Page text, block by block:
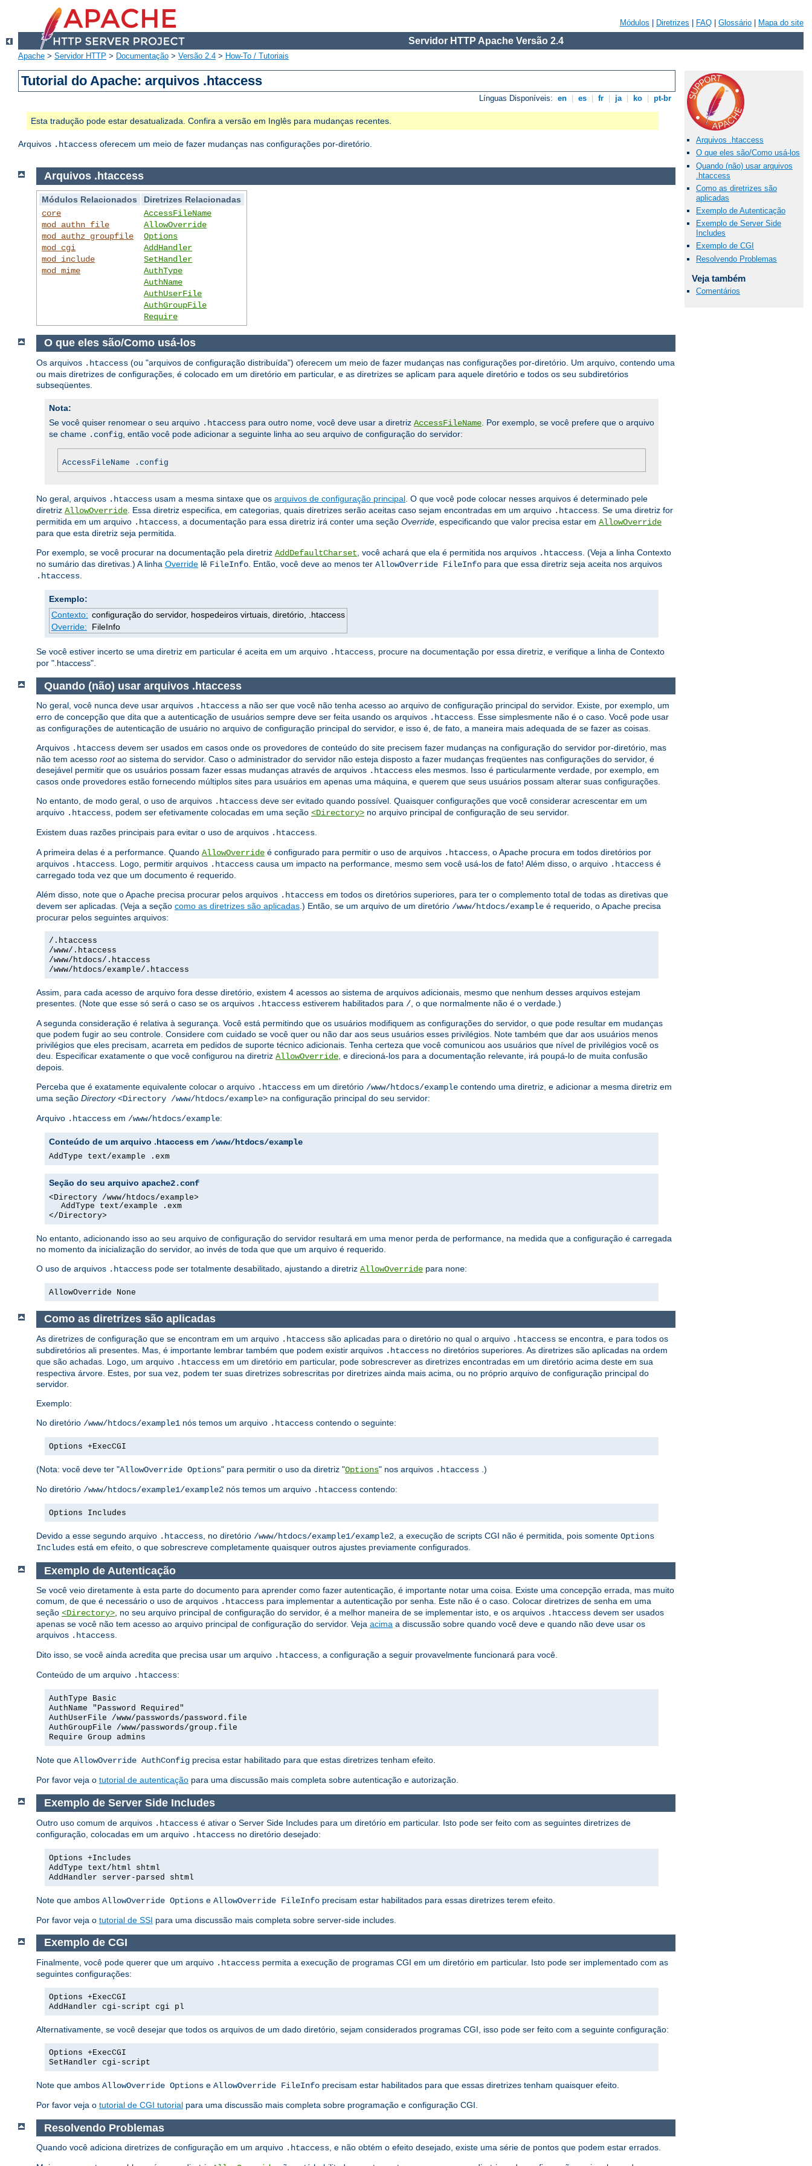
Módulos Diretrizes FAQ Glossário Mapa do site
Servidor HTTP Apache Versão 2.4
Apache > Servidor HTTP > Documentação > Versão 2.4 > How-To / Tutoriais
Tutorial do Apache: arquivos .htaccess
Línguas Disponíveis: en es fr ja ko pt-br
Esta tradução pode estar desatualizada. Confira a versão em Inglês para mudanças recentes.
Arquivos .htaccess oferecem um meio de fazer mudanças nas configurações por-diretório.
Arquivos .htaccess
O que eles são/Como usá-los
Quando (não) usar arquivos
.htaccess
Como as diretrizes são
aplicadas
Exemplo de Autenticação
Exemplo de Server Side
Includes
Exemplo de CGI
Resolvendo Problemas
Veja também
Comentários
Arquivos .htaccess
Módulos Relacionados
Diretrizes Relacionadas
core
mod_authn_file
mod_authz_groupfile
mod_cgi
mod_include
mod_mime
AccessFileName
AllowOverride
Options
AddHandler
SetHandler
AuthType
AuthName
AuthUserFile
AuthGroupFile
Require
O que eles são/Como usá-los
Os arquivos .htaccess (ou "arquivos de configuração distribuída") oferecem um meio de fazer mudanças nas configurações por-diretório. Um arquivo, contendo uma
ou mais diretrizes de configurações, é colocado em um diretório em particular, e as diretrizes se aplicam para aquele diretório e todos os seu subdiretórios
subseqüentes.
Nota:
Se você quiser renomear o seu arquivo .htaccess para outro nome, você deve usar a diretriz AccessFileName . Por exemplo, se você prefere que o arquivo
se chame .config , então você pode adicionar a seguinte linha ao seu arquivo de configuração do servidor:
AccessFileName .config
No geral, arquivos .htaccess usam a mesma sintaxe que os arquivos de configuração principal . O que você pode colocar nesses arquivos é determinado pele
diretriz AllowOverride . Essa diretriz especifica, em categorias, quais diretrizes serão aceitas caso sejam encontradas em um arquivo .htaccess . Se uma diretriz for
permitida em um arquivo .htaccess , a documentação para essa diretriz irá conter uma seção Override , especificando que valor precisa estar em AllowOverride
para que esta diretriz seja permitida.
Por exemplo, se você procurar na documentação pela diretriz AddDefaultCharset , você achará que ela é permitida nos arquivos .htaccess . (Veja a linha Contexto
no sumário das diretivas.) A linha Override lê FileInfo . Então, você deve ao menos ter AllowOverride FileInfo para que essa diretriz seja aceita nos arquivos
.htaccess
Exemplo:
Contexto: configuração do servidor, hospedeiros virtuais, diretório, .htaccess
Override:
FileInfo
Se você estiver incerto se uma diretriz em particular é aceita em um arquivo .htaccess , procure na documentação por essa diretriz, e verifique a linha de Contexto
por ".htaccess".
Quando (não) usar arquivos .htaccess
No geral, você nunca deve usar arquivos .htaccess a não ser que você não tenha acesso ao arquivo de configuração principal do servidor. Existe, por exemplo, um
erro de concepção que dita que a autenticação de usuários sempre deve ser feita usando os arquivos .htaccess. Esse simplesmente não é o caso. Você pode usar
as configurações de autenticação de usuário no arquivo de configuração principal do servidor, e isso é, de fato, a maneira mais adequada de se fazer as coisas.
Arquivos .htaccess devem ser usados em casos onde os provedores de conteúdo do site precisem fazer mudanças na configuração do servidor por-diretório, mas
não tem acesso rootao sistema do servidor. Caso o administrador do servidor não esteja disposto a fazer mudanças freqüentes nas configurações do servidor, é
desejável permitir que os usuários possam fazer essas mudanças através de arquivos .htaccess eles mesmos. Isso é particularmente verdade, por exemplo, em
casos onde provedores estão fornecendo múltiplos sites para usuários em apenas uma máquina, e querem que seus usuários possam alterar suas configurações.
No entanto, de modo geral, o uso de arquivos .htaccess deve ser evitado quando possível. Quaisquer configurações que você considerar acrescentar em um
arquivo .htaccess, podem ser efetivamente colocadas em uma seção <Directory> no arquivo principal de configuração de seu servidor.
Existem duas razões principais para evitar o uso de arquivos .htaccess.
A primeira delas é a performance. Quando AllowOverride é configurado para permitir o uso de arquivos .htaccess, o Apache procura em todos diretórios por
arquivos .htaccess. Logo, permitir arquivos .htaccess causa um impacto na performance, mesmo sem você usá-los de fato! Além disso, o arquivo .htaccess é
carregado toda vez que um documento é requerido.
Além disso, note que o Apache precisa procurar pelos arquivos .htaccess em todos os diretórios superiores, para ter o complemento total de todas as diretivas que
devem ser aplicadas. (Veja a seção como as diretrizes são aplicadas.) Então, se um arquivo de um diretório /www/htdocs/example é requerido, o Apache precisa
procurar pelos seguintes arquivos:
/.htaccess
/www/.htaccess
/www/htdocs/.htaccess
/www/htdocs/example/.htaccess
Assim, para cada acesso de arquivo fora desse diretório, existem 4 acessos ao sistema de arquivos adicionais, mesmo que nenhum desses arquivos estejam
presentes. (Note que esse só será o caso se os arquivos .htaccess estiverem habilitados para /, o que normalmente não é o verdade.)
A segunda consideração é relativa à segurança. Você está permitindo que os usuários modifiquem as configurações do servidor, o que pode resultar em mudanças
que podem fugir ao seu controle. Considere com cuidado se você quer ou não dar aos seus usuários esses privilégios. Note também que dar aos usuários menos
privilégios que eles precisam, acarreta em pedidos de suporte técnico adicionais. Tenha certeza que você comunicou aos usuários que nível de privilégios você os
deu. Especificar exatamente o que você configurou na diretriz AllowOverride, e direcioná-los para a documentação relevante, irá poupá-lo de muita confusão
depois.
Perceba que é exatamente equivalente colocar o arquivo .htaccess em um diretório /www/htdocs/example contendo uma diretriz, e adicionar a mesma diretriz em
uma seção Directory <Directory /www/htdocs/example> na configuração principal do seu servidor:
Arquivo .htaccess em /www/htdocs/example:
Conteúdo de um arquivo .htaccess em /www/htdocs/example
AddType text/example .exm
Seção do seu arquivo apache2.conf
<Directory /www/htdocs/example>
AddType text/example .exm
</Directory>
No entanto, adicionando isso ao seu arquivo de configuração do servidor resultará em uma menor perda de performance, na medida que a configuração é carregada
no momento da inicialização do servidor, ao invés de toda que que um arquivo é requerido.
O uso de arquivos .htaccess pode ser totalmente desabilitado, ajustando a diretriz AllowOverride para none:
AllowOverride None
Como as diretrizes são aplicadas
As diretrizes de configuração que se encontram em um arquivo .htaccess são aplicadas para o diretório no qual o arquivo .htaccess se encontra, e para todos os
subdiretórios ali presentes. Mas, é importante lembrar também que podem existir arquivos .htaccess no diretórios superiores. As diretrizes são aplicadas na ordem
que são achadas. Logo, um arquivo .htaccess em um diretório em particular, pode sobrescrever as diretrizes encontradas em um diretório acima deste em sua
respectiva árvore. Estes, por sua vez, podem ter suas diretrizes sobrescritas por diretrizes ainda mais acima, ou no próprio arquivo de configuração principal do
servidor.
Exemplo:
No diretório /www/htdocs/example1 nós temos um arquivo .htaccess contendo o seguinte:
Options +ExecCGI
(Nota: você deve ter "AllowOverride Options" para permitir o uso da diretriz "Options" nos arquivos .htaccess .)
No diretório /www/htdocs/example1/example2 nós temos um arquivo .htaccess contendo:
Options Includes
Devido a esse segundo arquivo .htaccess , no diretório /www/htdocs/example1/example2 , a execução de scripts CGI não é permitida, pois somente Options
Includes está em efeito, o que sobrescreve completamente quaisquer outros ajustes previamente configurados.
Exemplo de Autenticação
Se você veio diretamente à esta parte do documento para aprender como fazer autenticação, é importante notar uma coisa. Existe uma concepção errada, mas muito
comum, de que é necessário o uso de arquivos .htaccess para implementar a autenticação por senha. Este não é o caso. Colocar diretrizes de senha em uma
seção <Directory>, no seu arquivo principal de configuração do servidor, é a melhor maneira de se implementar isto, e os arquivos .htaccess devem ser usados
apenas se você não tem acesso ao arquivo principal de configuração do servidor. Veja acima a discussão sobre quando você deve e quando não deve usar os
arquivos .htaccess.
Dito isso, se você ainda acredita que precisa usar um arquivo .htaccess, a configuração a seguir provavelmente funcionará para você.
Conteúdo de um arquivo .htaccess:
AuthType Basic
AuthName "Password Required"
AuthUserFile /www/passwords/password.file
AuthGroupFile /www/passwords/group.file
Require Group admins
Note que AllowOverride AuthConfig precisa estar habilitado para que estas diretrizes tenham efeito.
Por favor veja o tutorial de autenticação para uma discussão mais completa sobre autenticação e autorização.
Exemplo de Server Side Includes
Outro uso comum de arquivos .htaccess é ativar o Server Side Includes para um diretório em particular. Isto pode ser feito com as seguintes diretrizes de
configuração, colocadas em um arquivo .htaccess no diretório desejado:
Options +Includes
AddType text/html shtml
AddHandler server-parsed shtml
Note que ambos AllowOverride Options e AllowOverride FileInfo precisam estar habilitados para essas diretrizes terem efeito.
Por favor veja o tutorial de SSI para uma discussão mais completa sobre server-side includes.
Exemplo de CGI
Finalmente, você pode querer que um arquivo .htaccess permita a execução de programas CGI em um diretório em particular. Isto pode ser implementado com as
seguintes configurações:
Options +ExecCGI
AddHandler cgi-script cgi pl
Alternativamente, se você desejar que todos os arquivos de um dado diretório, sejam considerados programas CGI, isso pode ser feito com a seguinte configuração:
Options +ExecCGI
SetHandler cgi-script
Note que ambos AllowOverride Options e AllowOverride FileInfo precisam estar habilitados para que essas diretrizes tenham quaisquer efeito.
Por favor veja o tutorial de CGI tutorial para uma discussão mais completa sobre programação e configuração CGI.
Resolvendo Problemas
Quando você adiciona diretrizes de configuração em um arquivo .htaccess, e não obtém o efeito desejado, existe uma série de pontos que podem estar errados.